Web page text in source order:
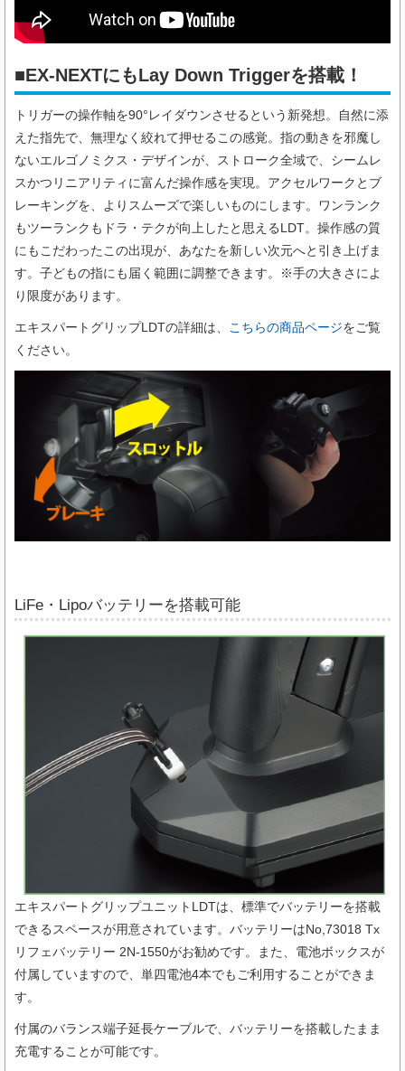
■EX-NEXTにもLay Down Triggerを搭載！
トリガーの操作軸を90°レイダウンさせるという新発想。自然に添
えた指先で、無理なく絞れて押せるこの感覚。指の動きを邪魔し
ないエルゴノミクス・デザインが、ストローク全域で、シームレ
スかつリニアリティに富んだ操作感を実現。アクセルワークとブ
レーキングを、よりスムーズで楽しいものにします。ワンランク
もツーランクもドラ・テクが向上したと思えるLDT。操作感の質
にもこだわったこの出現が、あなたを新しい次元へと引き上げま
す。子どもの指にも届く範囲に調整できます。※手の大きさによ
り限度があります。
エキスパートグリップLDTの詳細は、 こちらの商品ページをご覧
ください。
LiFe・Lipoバッテリーを搭載可能
エキスパートグリップユニットLDTは、標準でバッテリーを搭載
できるスペースが用意されています。バッテリーはNo,73018 Tx
リフェバッテリー 2N-1550がお勧めです。また、電池ボックスが
付属していますので、単四電池4本でもご利用することができま
す。
付属のバランス端子延長ケーブルで、バッテリーを搭載したまま
充電することが可能です。